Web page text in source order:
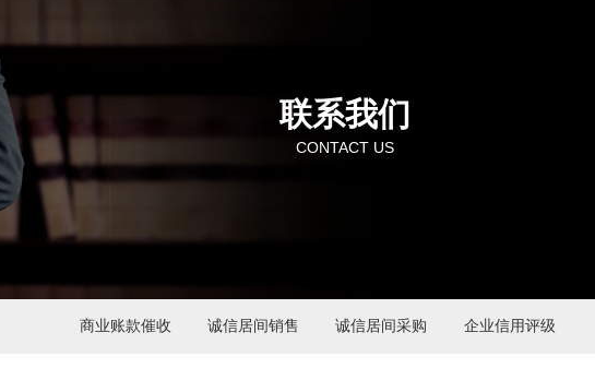
联系我们
CONTACT US
诚信居间销售 诚信居间采购
商业账款催收 企业信用评级